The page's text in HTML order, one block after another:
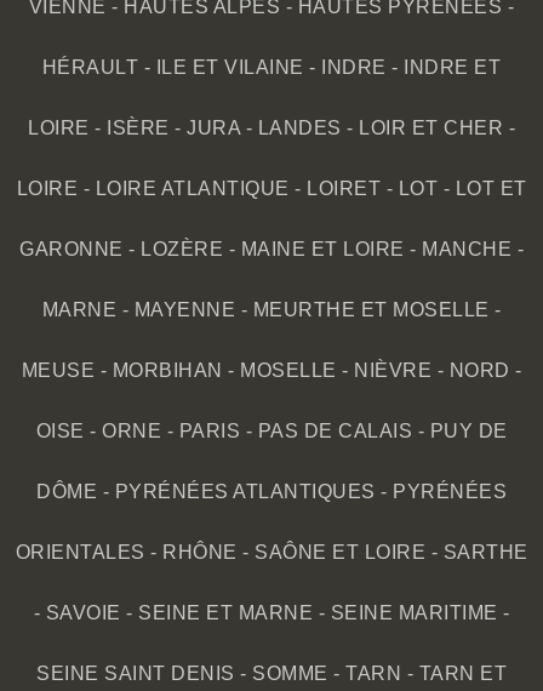
VIENNE - HAUTES ALPES - HAUTES PYRÉNÉES -
HÉRAULT - ILE ET VILAINE - INDRE - INDRE ET
LOIRE - ISÈRE - JURA - LANDES - LOIR ET CHER -
LOIRE - LOIRE ATLANTIQUE - LOIRET - LOT - LOT ET
GARONNE - LOZÈRE - MAINE ET LOIRE - MANCHE -
MARNE - MAYENNE - MEURTHE ET MOSELLE -
MEUSE - MORBIHAN - MOSELLE - NIÈVRE - NORD -
OISE - ORNE - PARIS - PAS DE CALAIS - PUY DE
DÔME - PYRÉNÉES ATLANTIQUES - PYRÉNÉES
ORIENTALES - RHÔNE - SAÔNE ET LOIRE - SARTHE
- SAVOIE - SEINE ET MARNE - SEINE MARITIME -
SEINE SAINT DENIS - SOMME - TARN - TARN ET